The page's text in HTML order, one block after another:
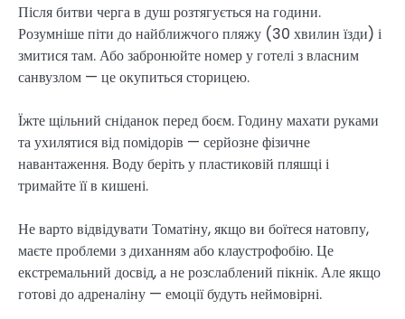
Після битви черга в душ розтягується на години.
Розумніше піти до найближчого пляжу (30 хвилин їзди) і
змитися там. Або забронюйте номер у готелі з власним
санвузлом — це окупиться сторицею.
Їжте щільний сніданок перед боєм. Годину махати руками
та ухилятися від помідорів — серйозне фізичне
навантаження. Воду беріть у пластиковій пляшці і
тримайте її в кишені.
Не варто відвідувати Томатіну, якщо ви боїтеся натовпу,
маєте проблеми з диханням або клаустрофобію. Це
екстремальний досвід, а не розслаблений пікнік. Але якщо
готові до адреналіну — емоції будуть неймовірні.